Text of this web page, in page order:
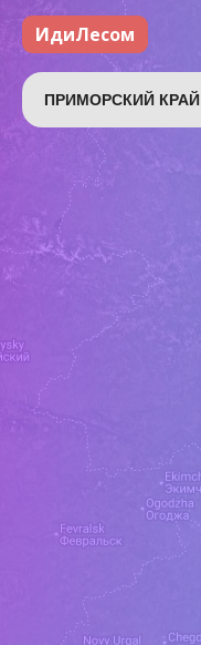
ИдиЛесом
ПРИМОРСКИЙ КРАЙ